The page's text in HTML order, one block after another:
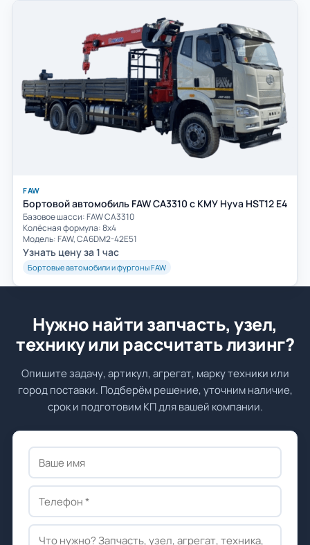
FAW
Бортовой автомобиль FAW CA3310 с КМУ Hyva HST12 E4
Базовое шасси: FAW СА3310
Колёсная формула: 8х4
Модель: FAW, CA6DM2-42E51
Узнать цену за 1 час
Бортовые автомобили и фургоны FAW
Нужно найти запчасть, узел,
технику или рассчитать лизинг?
Опишите задачу, артикул, агрегат, марку техники или
город поставки. Подберём решение, уточним наличие,
срок и подготовим КП для вашей компании.